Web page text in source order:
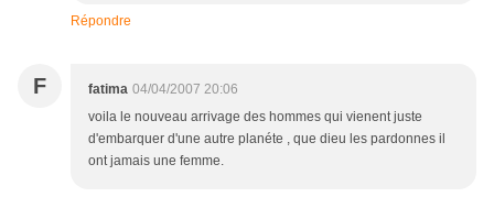
Répondre
F fatima 04/04/2007 20:06
voila le nouveau arrivage des hommes qui vienent juste
d'embarquer d'une autre planéte , que dieu les pardonnes il
ont jamais une femme.